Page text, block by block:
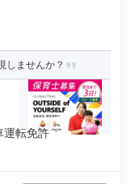
しませんか？
運転免許